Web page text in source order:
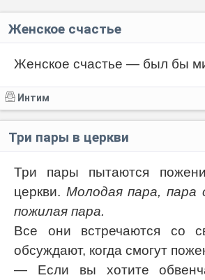
Женское счастье
Женское счастье — был бы
Интим
Три пары в церкви
Три пары пытаются
церкви. Молодая пара, пара
пожилая пара.
Все они встречаются со
обсуждают, когда смогут
— Если вы хотите